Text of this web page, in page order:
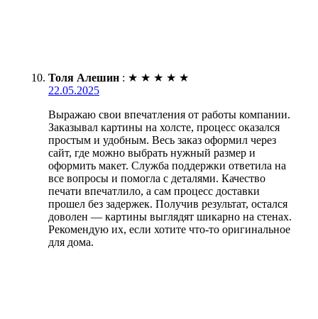
Толя Алешин : ★ ★ ★ ★ ★
22.05.2025
Выражаю свои впечатления от работы компании.
Заказывал картины на холсте, процесс оказался
простым и удобным. Весь заказ оформил через
сайт, где можно выбрать нужный размер и
оформить макет. Служба поддержки ответила на
все вопросы и помогла с деталями. Качество
печати впечатлило, а сам процесс доставки
прошел без задержек. Получив результат, остался
доволен — картины выглядят шикарно на стенах.
Рекомендую их, если хотите что-то оригинальное
для дома.